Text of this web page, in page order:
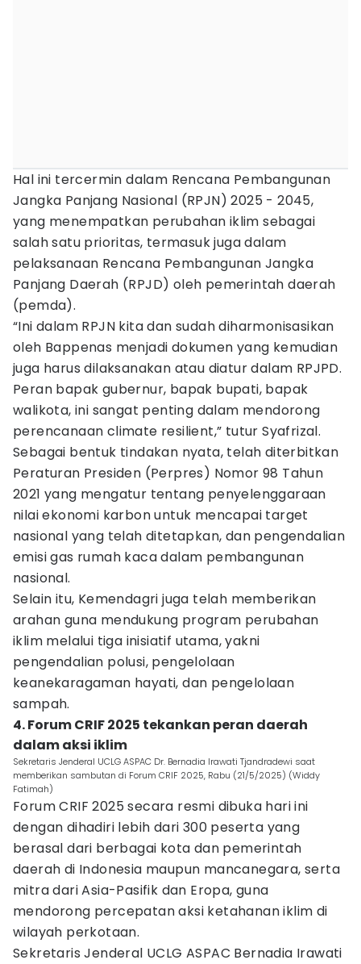
Hal ini tercermin dalam Rencana Pembangunan
Jangka Panjang Nasional (RPJN) 2025 - 2045,
yang menempatkan perubahan iklim sebagai
salah satu prioritas, termasuk juga dalam
pelaksanaan Rencana Pembangunan Jangka
Panjang Daerah (RPJD) oleh pemerintah daerah
(pemda).
“Ini dalam RPJN kita dan sudah diharmonisasikan
oleh Bappenas menjadi dokumen yang kemudian
juga harus dilaksanakan atau diatur dalam RPJPD.
Peran bapak gubernur, bapak bupati, bapak
walikota, ini sangat penting dalam mendorong
perencanaan climate resilient,” tutur Syafrizal.
Sebagai bentuk tindakan nyata, telah diterbitkan
Peraturan Presiden (Perpres) Nomor 98 Tahun
2021 yang mengatur tentang penyelenggaraan
nilai ekonomi karbon untuk mencapai target
nasional yang telah ditetapkan, dan pengendalian
emisi gas rumah kaca dalam pembangunan
nasional.
Selain itu, Kemendagri juga telah memberikan
arahan guna mendukung program perubahan
iklim melalui tiga inisiatif utama, yakni
pengendalian polusi, pengelolaan
keanekaragaman hayati, dan pengelolaan
sampah.
4. Forum CRIF 2025 tekankan peran daerah
dalam aksi iklim
Sekretaris Jenderal UCLG ASPAC Dr. Bernadia Irawati Tjandradewi saat
memberikan sambutan di Forum CRIF 2025, Rabu (21/5/2025) (Widdy
Fatimah)
Forum CRIF 2025 secara resmi dibuka hari ini
dengan dihadiri lebih dari 300 peserta yang
berasal dari berbagai kota dan pemerintah
daerah di Indonesia maupun mancanegara, serta
mitra dari Asia-Pasifik dan Eropa, guna
mendorong percepatan aksi ketahanan iklim di
wilayah perkotaan.
Sekretaris Jenderal UCLG ASPAC Bernadia Irawati